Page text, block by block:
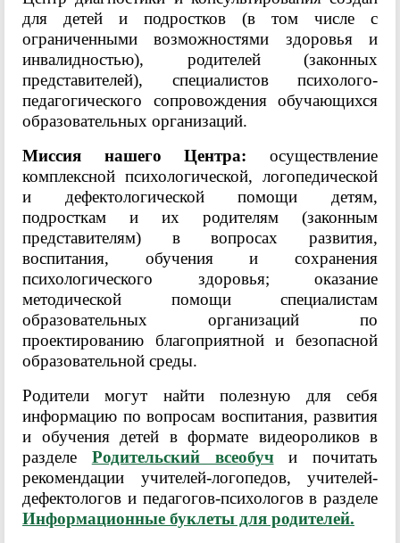
для детей и подростков (в том числе с
ограниченными возможностями здоровья и
инвалидностью), родителей (законных
представителей), специалистов психолого-
педагогического сопровождения обучающихся
образовательных организаций.
Миссия нашего Центра: осуществление
комплексной психологической, логопедической
и дефектологической помощи детям,
подросткам и их родителям (законным
представителям) в вопросах развития,
воспитания, обучения и сохранения
психологического здоровья; оказание
методической помощи специалистам
образовательных организаций по
проектированию благоприятной и безопасной
образовательной среды.
Родители могут найти полезную для себя
информацию по вопросам воспитания, развития
и обучения детей в формате видеороликов в
разделе Родительский всеобучи почитать
рекомендации учителей-логопедов, учителей-
дефектологов и педагогов-психологов в разделе
Информационные буклеты для родителей.